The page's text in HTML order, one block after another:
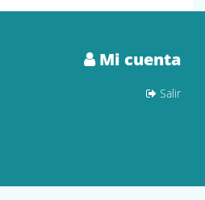
Mi cuenta
Salir